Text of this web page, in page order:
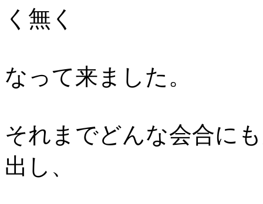
く無く
なって来ました。
それまでどんな会合に
出し、